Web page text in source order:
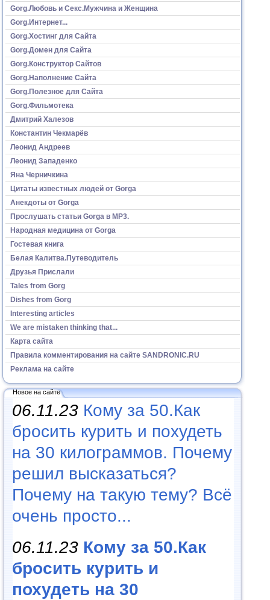
Gorg.Любовь и Секс.Мужчина и Женщина
Gorg.Интернет...
Gorg.Хостинг для Сайта
Gorg.Домен для Сайта
Gorg.Конструктор Сайтов
Gorg.Наполнение Сайта
Gorg.Полезное для Сайта
Gorg.Фильмотека
Дмитрий Халезов
Константин Чекмарёв
Леонид Андреев
Леонид Западенко
Яна Черничкина
Цитаты известных людей от Gorga
Анекдоты от Gorga
Прослушать статьи Gorga в МР3.
Народная медицина от Gorga
Гостевая книга
Белая Калитва.Путеводитель
Друзья Прислали
Tales from Gorg
Dishes from Gorg
Interesting articles
We are mistaken thinking that...
Карта сайта
Правила комментирования на сайте SANDRONIC.RU
Реклама на сайте
Новое на сайте
06.11.23 Кому за 50.Как
бросить курить и похудеть
на 30 килограммов. Почему
решил высказаться?
Почему на такую тему? Всё
очень просто...
06.11.23 Кому за 50.Как
бросить курить и
похудеть на 30